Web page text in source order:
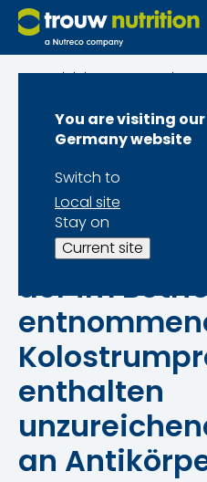
You are visiting
Germany website
Switch to
Local site
Stay on
Current site
Produktlösungen und
Sprayfo
Zwischen
der im
enthalten
an